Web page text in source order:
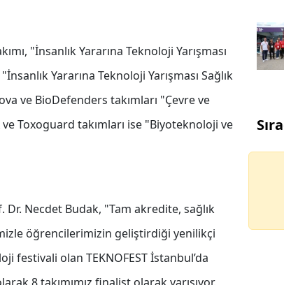
"İnsanlık Yararına Teknoloji Yarışması
Yararına Teknoloji Yarışması Sağlık
ve BioDefenders takımları "Çevre ve
Toxoguard takımları ise "Biyoteknoloji ve
Necdet Budak, "Tam akredite, sağlık
öğrencilerimizin geliştirdiği yenilikçi
festivali olan TEKNOFEST İstanbul’da